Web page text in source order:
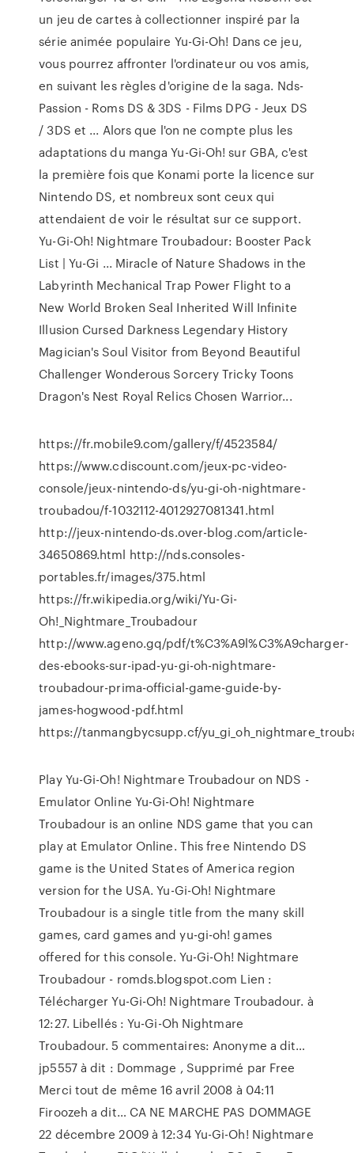
un jeu de cartes à collectionner inspiré par la
série animée populaire Yu-Gi-Oh! Dans ce jeu,
vous pourrez affronter l'ordinateur ou vos amis,
en suivant les règles d'origine de la saga. Nds-
Passion - Roms DS & 3DS - Films DPG - Jeux DS
/ 3DS et ... Alors que l'on ne compte plus les
adaptations du manga Yu-Gi-Oh! sur GBA, c'est
la première fois que Konami porte la licence sur
Nintendo DS, et nombreux sont ceux qui
attendaient de voir le résultat sur ce support.
Yu-Gi-Oh! Nightmare Troubadour: Booster Pack
List | Yu-Gi ... Miracle of Nature Shadows in the
Labyrinth Mechanical Trap Power Flight to a
New World Broken Seal Inherited Will Infinite
Illusion Cursed Darkness Legendary History
Magician's Soul Visitor from Beyond Beautiful
Challenger Wonderous Sorcery Tricky Toons
Dragon's Nest Royal Relics Chosen Warrior...
https://fr.mobile9.com/gallery/f/4523584/
https://www.cdiscount.com/jeux-pc-video-
console/jeux-nintendo-ds/yu-gi-oh-nightmare-
troubadou/f-1032112-4012927081341.html
http://jeux-nintendo-ds.over-blog.com/article-
34650869.html http://nds.consoles-
portables.fr/images/375.html
https://fr.wikipedia.org/wiki/Yu-Gi-
Oh!_Nightmare_Troubadour
http://www.ageno.gq/pdf/t%C3%A9l%C3%A9charger-
des-ebooks-sur-ipad-yu-gi-oh-nightmare-
troubadour-prima-official-game-guide-by-
james-hogwood-pdf.html
https://tanmangbycsupp.cf/
Play Yu-Gi-Oh! Nightmare Troubadour on NDS -
Emulator Online Yu-Gi-Oh! Nightmare
Troubadour is an online NDS game that you can
play at Emulator Online. This free Nintendo DS
game is the United States of America region
version for the USA. Yu-Gi-Oh! Nightmare
Troubadour is a single title from the many skill
games, card games and yu-gi-oh! games
offered for this console. Yu-Gi-Oh! Nightmare
Troubadour - romds.blogspot.com Lien :
Télécharger Yu-Gi-Oh! Nightmare Troubadour. à
12:27. Libellés : Yu-Gi-Oh Nightmare
Troubadour. 5 commentaires: Anonyme a dit…
jp5557 à dit : Dommage , Supprimé par Free
Merci tout de même 16 avril 2008 à 04:11
Firoozeh a dit… CA NE MARCHE PAS DOMMAGE
22 décembre 2009 à 12:34 Yu-Gi-Oh! Nightmare